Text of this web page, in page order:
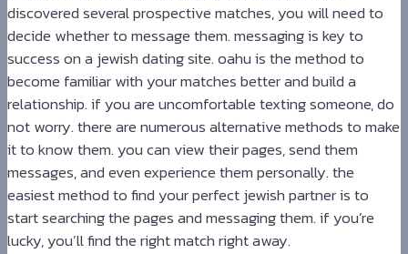
discovered several prospective matches, you will need to
decide whether to message them. messaging is key to
success on a jewish dating site. oahu is the method to
become familiar with your matches better and build a
relationship. if you are uncomfortable texting someone, do
not worry. there are numerous alternative methods to make
it to know them. you can view their pages, send them
messages, and even experience them personally. the
easiest method to find your perfect jewish partner is to
start searching the pages and messaging them. if you’re
lucky, you’ll find the right match right away.